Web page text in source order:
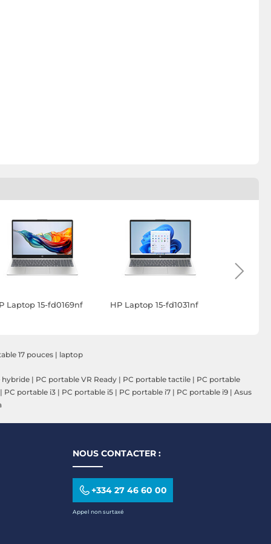
Laptop 15-fd0169nf HP Laptop 15-fd1031nf
17 pouces | laptop
hybride | PC portable VR Ready | PC portable tactile | PC portable
| PC portable i3 | PC portable i5 | PC portable i7 | PC portable i9 | Asus
NOUS CONTACTER :
+334 27 46 60 00
Appel non surtaxé